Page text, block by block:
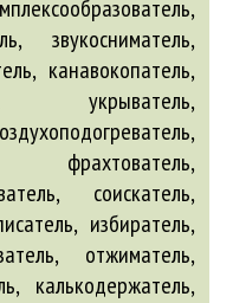
звукосниматель,
канавокопатель,
укрыватель,
фрахтователь,
соискатель,
избиратель,
отжиматель,
калькодержатель,